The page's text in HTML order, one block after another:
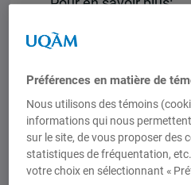
Consultez le
Consultez
Derome avec Le
Consultez
Derome avec
Crédit photo:Photo
Préférences en matière de
Nous utilisons des témoins
informations qui nous
sur le site, de vous proposer des
statistiques de fréquentation,
votre choix en sélectionnant «